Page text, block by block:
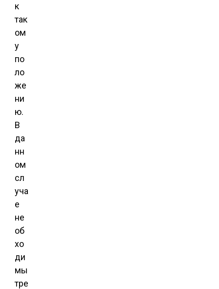
к
так
ом
у
по
ло
же
ни
ю.
В
да
нн
ом
сл
уча
е
не
об
хо
ди
мы
тре